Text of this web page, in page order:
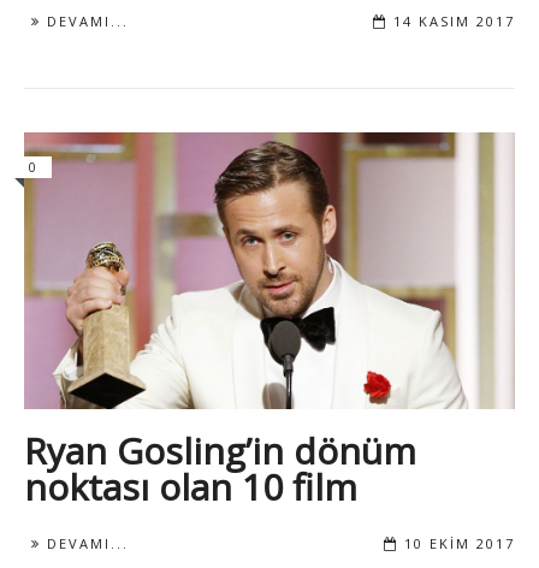
DEVAMI... 14 KASIM 2017
0
Ryan Gosling’in dönüm
noktası olan 10 film
DEVAMI... 10 EKIM 2017